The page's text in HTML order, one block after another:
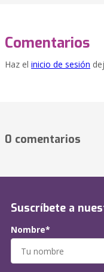
Comentarios
Haz el inicio de sesión
0 comentarios
Suscríbete a
Nombre*